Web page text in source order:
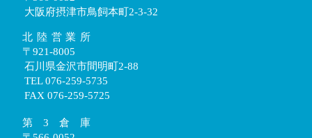
大阪府摂津市鳥飼本町2-3-32
北陸営業所
〒921-8005
石川県金沢市間明町2-88
TEL 076-259-5735
FAX 076-259-5725
第3倉庫